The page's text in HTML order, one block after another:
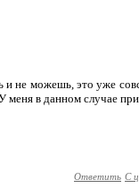
не можешь, это уже
в данном случае
Ответить С